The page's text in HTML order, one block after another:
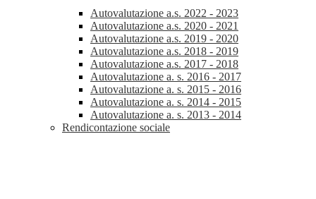
Autovalutazione a.s. 2022 - 2023
Autovalutazione a.s. 2020 - 2021
Autovalutazione a.s. 2019 - 2020
Autovalutazione a.s. 2018 - 2019
Autovalutazione a.s. 2017 - 2018
Autovalutazione a. s. 2016 - 2017
Autovalutazione a. s. 2015 - 2016
Autovalutazione a. s. 2014 - 2015
Autovalutazione a. s. 2013 - 2014
Rendicontazione sociale